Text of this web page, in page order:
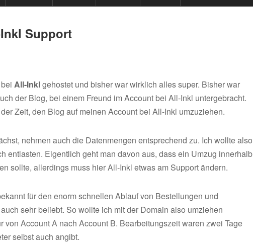
Support
All-Inklgehostet und bisher war wirklich alles super. Bisher war
der Blog, bei einem Freund im Account bei All-Inkl untergebracht.
Zeit, den Blog auf meinen Account bei All-Inkl umzuziehen.
nehmen auch die Datenmengen entsprechend zu. Ich wollte also
entlasten. Eigentlich geht man davon aus, dass ein Umzug innerhalb
sollte, allerdings muss hier All-Inkl etwas am Support ändern.
für den enorm schnellen Ablauf von Bestellungen und
sehr beliebt. So wollte ich mit der Domain also umziehen
von Account A nach Account B. Bearbeitungszeit waren zwei Tage
selbst auch angibt.